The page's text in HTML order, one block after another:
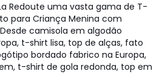
Redoute uma vasta gama de T-
para Criança Menina com
camisola em algodão
t-shirt lisa, top de alças, fato
bordado fabrico na Europa,
t-shirt de gola redonda, top em